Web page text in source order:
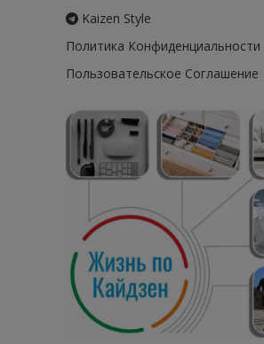
Kaizen Style
Политика Конфиденциальности
Пользовательское Соглашение